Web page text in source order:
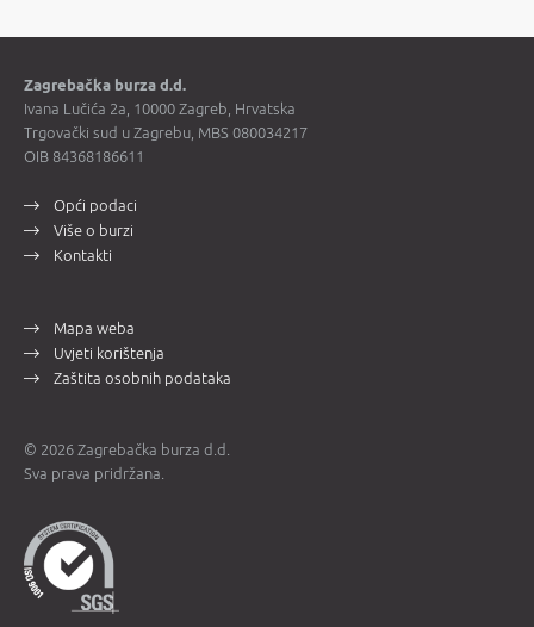
Zagrebačka burza d.d.
Ivana Lučića 2a, 10000 Zagreb, Hrvatska
Trgovački sud u Zagrebu, MBS 080034217
OIB 84368186611
Opći podaci
Više o burzi
Kontakti
Mapa weba
Uvjeti korištenja
Zaštita osobnih podataka
© 2026 Zagrebačka burza d.d.
Sva prava pridržana.